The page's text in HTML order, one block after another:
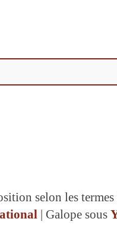
selon les termes
| Galope sous